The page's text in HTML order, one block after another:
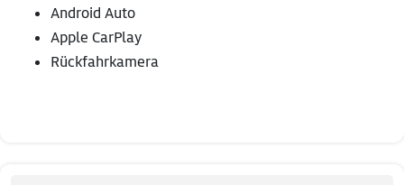
Android Auto
Apple CarPlay
Rückfahrkamera